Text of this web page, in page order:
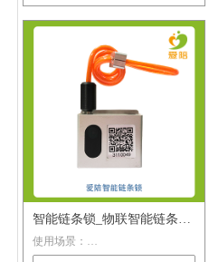
特点：伸缩床位节省空间，手机扫
码使用方便，加宽加厚，舒适床
体，一物多用，用途广泛。
热线咨询：400-993-6038
智能链条锁_物联智能链条锁
_共享陪护床锁
使用场景：